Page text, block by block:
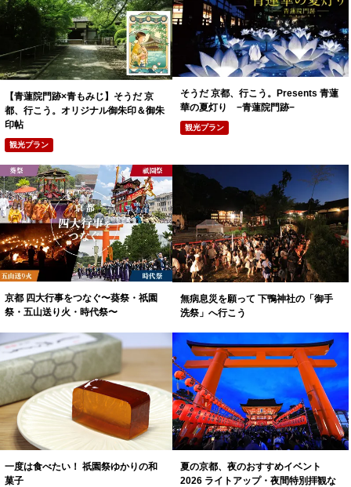
【青蓮院門跡×青もみじ】そうだ 京
都、行こう。オリジナル御朱印＆御朱
印帖
観光プラン
そうだ 京都、行こう。Presents 青蓮
華の夏灯り −青蓮院門跡−
観光プラン
京都 四大行事をつなぐ〜葵祭・祇園
祭・五山送り火・時代祭〜
無病息災を願って 下鴨神社の「御手
洗祭」へ行こう
一度は食べたい！ 祇園祭ゆかりの和
菓子
夏の京都、夜のおすすめイベント
2026 ライトアップ・夜間特別拝観な